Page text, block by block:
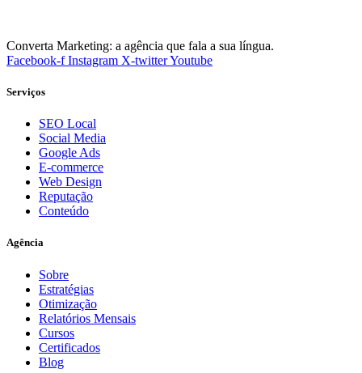
Converta Marketing: a agência que fala a sua língua.
Facebook-f Instagram X-twitterYoutube
Serviços
SEO Local
Social Media
Google Ads
E-commerce
Web Design
Reputação
Conteúdo
Agência
Sobre
Estratégias
Otimização
Relatórios Mensais
Cursos
Certificados
Blog